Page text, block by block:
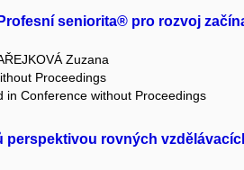
seniorita® pro rozvoj
Zuzana
Proceedings
in Conference without Proceedings
perspektivou rovných